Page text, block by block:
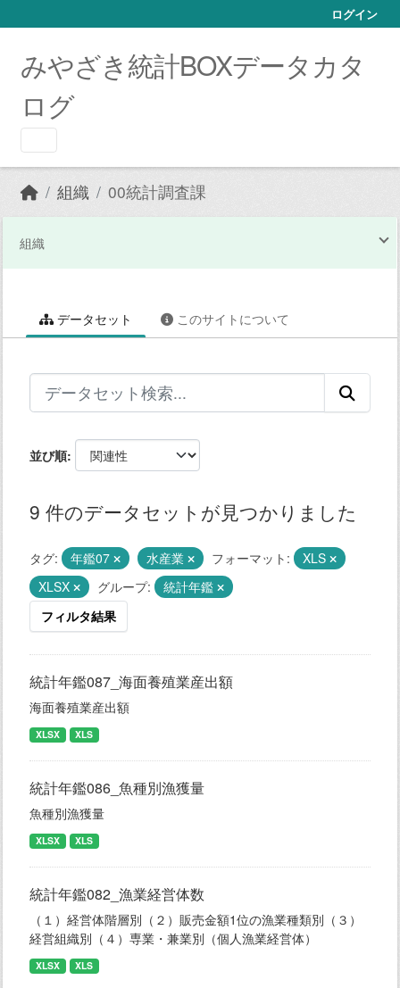
ログイン
みやざき統計BOXデータカタ
ログ
組織 00統計調査課
組織
データセット このサイトについて
並び順
9 件のデータセットが見つかりました
タグ: 年鑑07 水産業 フォーマット:
XLS
XLSX
グループ:
統計年鑑
フィルタ結果
統計年鑑087_海面養殖業産出額
海面養殖業産出額
XLSX XLS
統計年鑑086_魚種別漁獲量
魚種別漁獲量
XLSX XLS
統計年鑑082_漁業経営体数
（１）経営体階層別（２）販売金額1位の漁業種類別（３）
経営組織別（４）専業・兼業別（個人漁業経営体）
XLSX XLS